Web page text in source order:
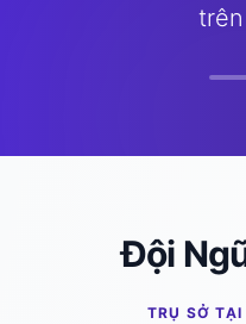
Đội
TRỤ SỞ